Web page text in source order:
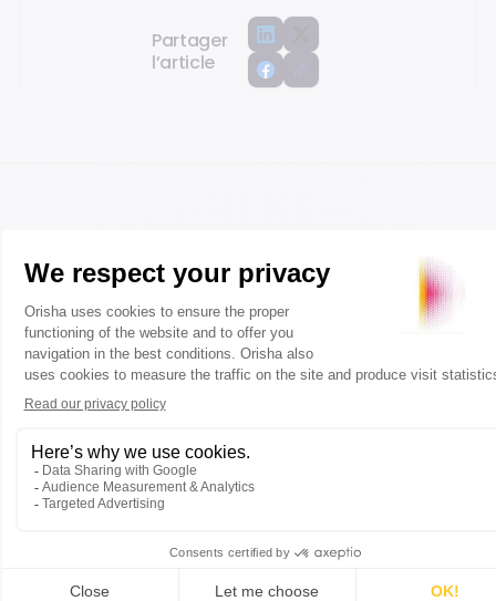
Partager
l’article
Questions fréquentes
INSIGHTS COMPLÉMENTAIRES
Poursuivez votre lecture